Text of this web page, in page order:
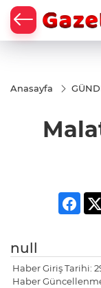
Anasayfa
null
Haber Giriş Tarihi:
Haber Güncellenme